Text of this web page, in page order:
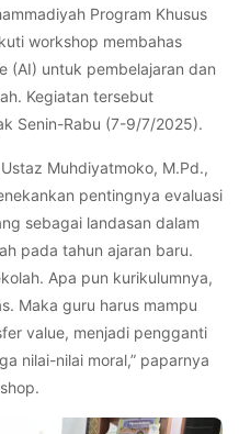
Program Khusus
workshop membahas
(AI) untuk pembelajaran dan
Kegiatan tersebut
Senin-Rabu (7-9/7/2025).
Muhdiyatmoko, M.Pd.,
pentingnya evaluasi
sebagai landasan dalam
pada tahun ajaran baru.
Apa pun kurikulumnya,
Maka guru harus mampu
value, menjadi pengganti
nilai-nilai moral,” paparnya